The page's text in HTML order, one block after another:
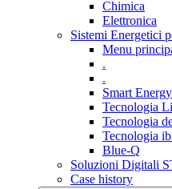
Chimica
Elettronica
Sistemi Energetici
Menu
.
.
Smart
Tecnologia
Tecnologia
Tecnologia
Blue-Q
Soluzioni Digitali
Case history